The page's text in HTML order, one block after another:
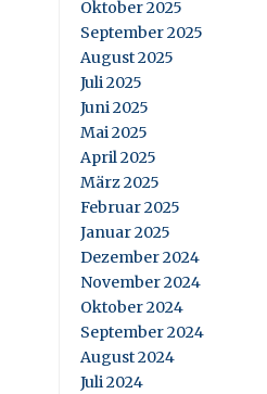
Oktober 2025
September 2025
August 2025
Juli 2025
Juni 2025
Mai 2025
April 2025
März 2025
Februar 2025
Januar 2025
Dezember 2024
November 2024
Oktober 2024
September 2024
August 2024
Juli 2024